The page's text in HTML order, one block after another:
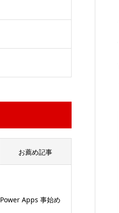
お薦め記事
Power Apps 事始め